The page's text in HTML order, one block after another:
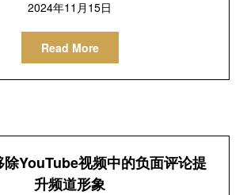
2024年11月15日
Read More
YouTube视频中的负面评论提
升频道形象